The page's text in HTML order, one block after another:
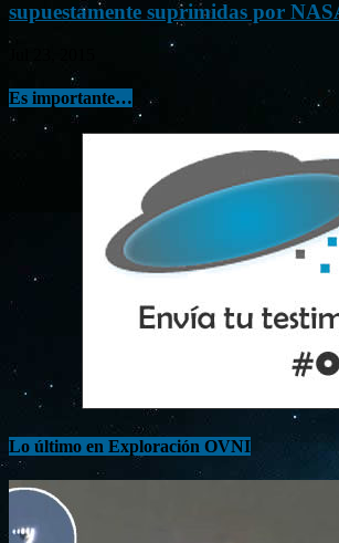
supuestamente suprimidas por
Es importante…
Lo último en Exploración OVNI